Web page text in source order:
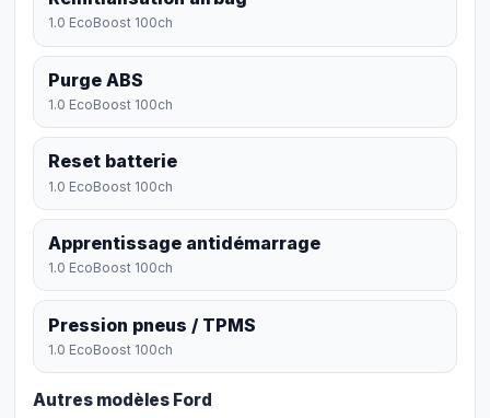
1.0 EcoBoost 100ch
Purge ABS
1.0 EcoBoost 100ch
Reset batterie
1.0 EcoBoost 100ch
Apprentissage antidémarrage
1.0 EcoBoost 100ch
Pression pneus / TPMS
1.0 EcoBoost 100ch
Autres modèles Ford